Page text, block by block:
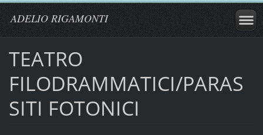
ADELIO RIGAMONTI
TEATRO
FILODRAMMATICI/PARAS
SITI FOTONICI